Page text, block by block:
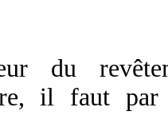
du
il faut par